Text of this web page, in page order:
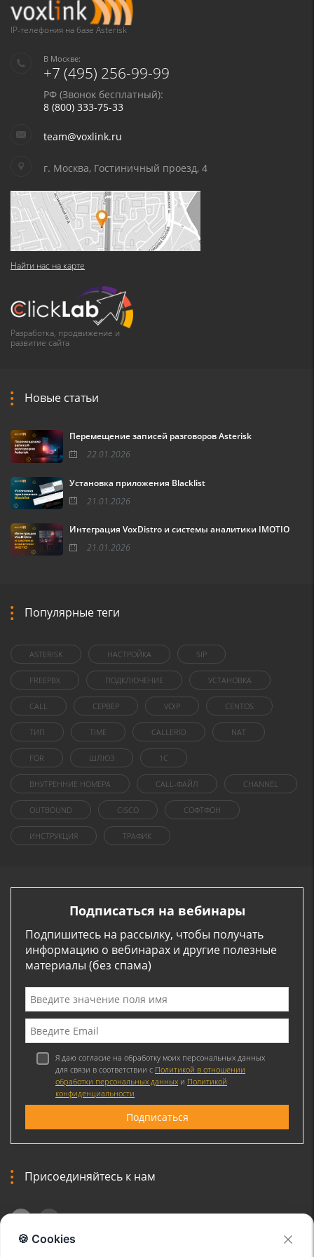
в соответствии с Политикой в отношении обработки персональных
данныхи Политикой конфиденциальности
IP-телефония на базе Asterisk
В Москве:
+7 (495) 256-99-99
РФ (Звонок бесплатный):
8 (800) 333-75-33
team@voxlink.ru
г. Москва, Гостиничный проезд, 4
Найти нас на карте
Разработка, продвижение и
развитие сайта
Новые статьи
Перемещение записей разговоров Asterisk
22.01.2026
Установка приложения Blacklist
21.01.2026
Интеграция VoxDistro и системы аналитики IMOTIO
21.01.2026
Популярные теги
ASTERISK НАСТРОЙКА SIP
FREEPBX ПОДКЛЮЧЕНИЕ УСТАНОВКА
CALL СЕРВЕР VOIP CENTOS
ТИП TIME CALLERID NAT
FOR ШЛЮЗ 1C
ВНУТРЕННИЕ НОМЕРА CALL-ФАЙЛ CHANNEL
OUTBOUND CISCO СОФТФОН
ИНСТРУКЦИЯ ТРАФИК
Подписаться на вебинары
Подпишитесь на рассылку, чтобы получать
информацию о вебинарах и другие полезные
материалы (без спама)
Я даю согласие на обработку моих персональных данных
для связи в соответствии с Политикой в отношении
обработки персональных данных и Политикой
конфиденциальности
Присоединяйтесь к нам
🍪 Cookies